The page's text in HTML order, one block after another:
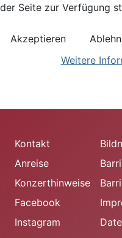
Kontakt
Anreise
Konzerthinweise
Facebook
Instagram
der Seite zur Verfügung
Akzeptieren
Weitere